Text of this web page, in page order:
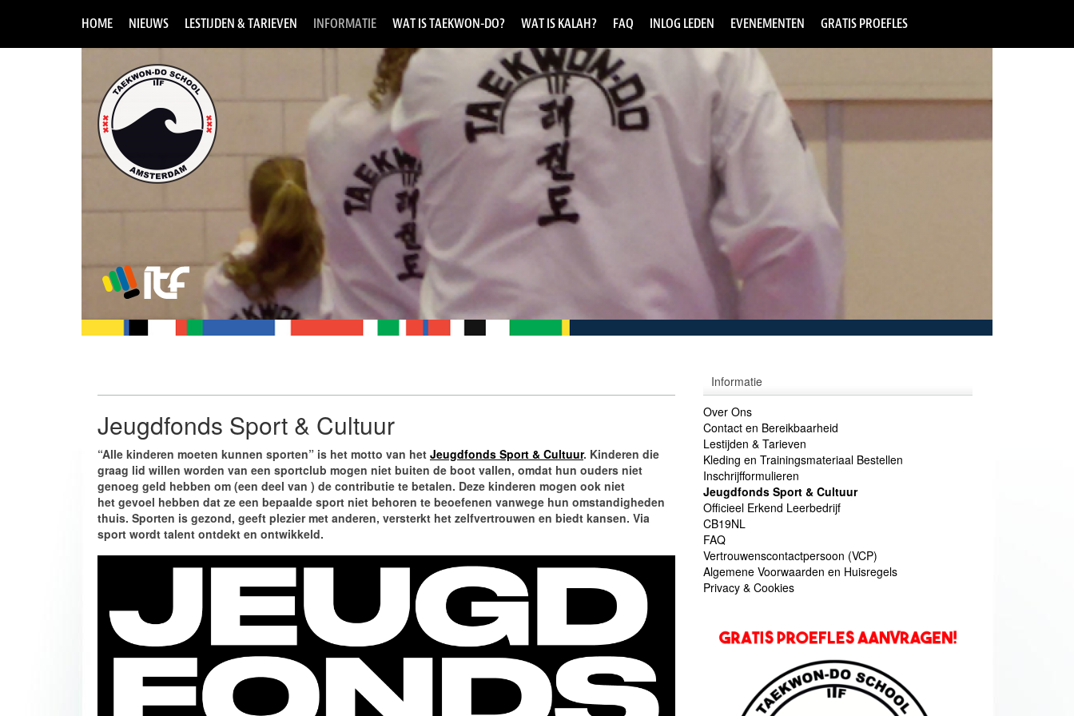
HOME NIEUWS LESTIJDEN & TARIEVEN INFORMATIE WAT IS TAEKWON-DO? WAT IS KALAH? FAQ INLOG LEDEN EVENEMENTEN GRATIS PROEFLES
Jeugdfonds Sport & Cultuur
“Alle kinderen moeten kunnen sporten” is het motto van het Jeugdfonds Sport & Cultuur. Kinderen die
graag lid willen worden van een sportclub mogen niet buiten de boot vallen, omdat hun ouders niet
genoeg geld hebben om (een deel van ) de contributie te betalen. Deze kinderen mogen ook niet
het gevoel hebben dat ze een bepaalde sport niet behoren te beoefenen vanwege hun omstandigheden
thuis. Sporten is gezond, geeft plezier met anderen, versterkt het zelfvertrouwen en biedt kansen. Via
sport wordt talent ontdekt en ontwikkeld.
Informatie
Over Ons
Contact en Bereikbaarheid
Lestijden & Tarieven
Kleding en Trainingsmateriaal Bestellen
Inschrijfformulieren
Jeugdfonds Sport & Cultuur
Officieel Erkend Leerbedrijf
CB19NL
FAQ
Vertrouwenscontactpersoon (VCP)
Algemene Voorwaarden en Huisregels
Privacy & Cookies